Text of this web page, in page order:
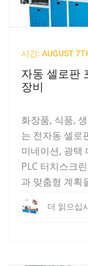
시간: AUGUST
자동 셀로판
장비
화장품, 식품,
는 전자동 셀로
미네이션, 광택
PLC 터치스크
과 맞춤형 계획
더 읽으십